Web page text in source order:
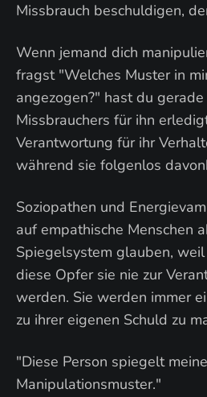
Missbrauch beschuldigen,
Wenn jemand dich
fragst "Welches Muster in
angezogen?" hast du
Missbrauchers für ihn
Verantwortung für ihr
während sie folgenlos
Soziopathen und
auf empathische Menschen
Spiegelsystem glauben,
diese Opfer sie nie zur
werden. Sie werden immer
zu ihrer eigenen Schuld zu
"Diese Person spiegelt
Manipulationsmuster."